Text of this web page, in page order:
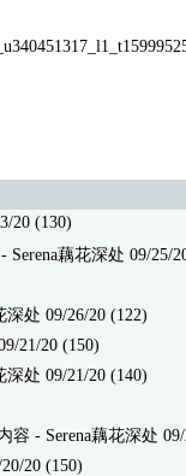
(130)
藕花深处 09/25/
处 09/26/20 (122)
20 (150)
处 09/21/20 (140)
- Serena藕花深处 09/
20 (150)